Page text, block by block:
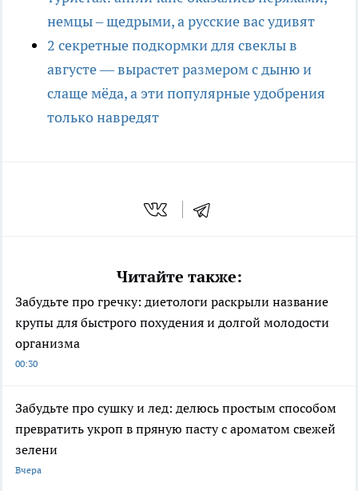
немцы – щедрыми, а русские вас удивят
2 секретные подкормки для свеклы в
августе — вырастет размером с дыню и
слаще мёда, а эти популярные удобрения
только навредят
Читайте также:
Забудьте про гречку: диетологи раскрыли название
крупы для быстрого похудения и долгой молодости
организма
00:30
Забудьте про сушку и лед: делюсь простым способом
превратить укроп в пряную пасту с ароматом свежей
зелени
Вчера